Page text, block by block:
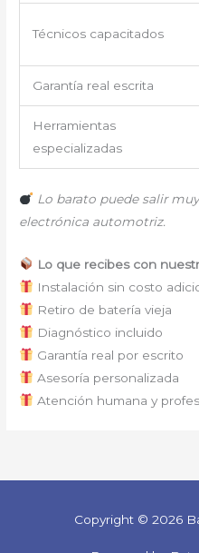
Técnicos capacitados
Garantía real escrita
Herramientas
especializadas
Lo barato puede salir
electrónica automotriz.
Lo que recibes con
Instalación sin costo
Retiro de batería vieja
Diagnóstico incluido
Garantía real por escrito
Asesoría personalizada
Atención humana y
Copyright © 2026